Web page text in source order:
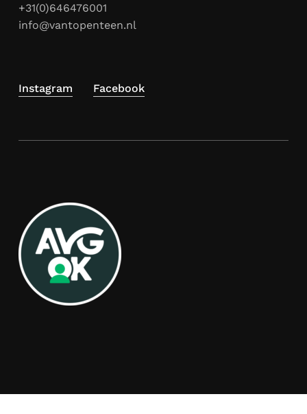
+31(0)646476001
info@vantopenteen.nl
Instagram Facebook